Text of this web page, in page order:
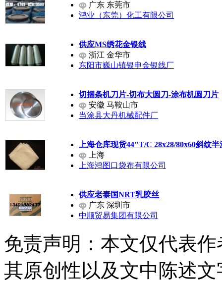
广东 东莞市
鸿业（东莞）化工有限公司
供应MS绣花金银线
浙江 金华市
东阳市巍山镇银申金银线厂
切捆条机刀片-切布大圆刀-涂布机圆刀片
安徽 马鞍山市
当涂县大丹机械配件厂
上海仓库现货44"T/C 28x28/80x60斜纹
上海
上海鸿图口袋布有限公司
供应老泰国NRT乳胶丝
广东 深圳市
中顺贸易集团有限公司
免责声明：本文仅代表
其原创性以及文中陈述